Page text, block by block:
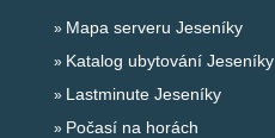
Mapa serveru Jeseníky
Katalog ubytování Jeseníky
Lastminute Jeseníky
Počasí na horách